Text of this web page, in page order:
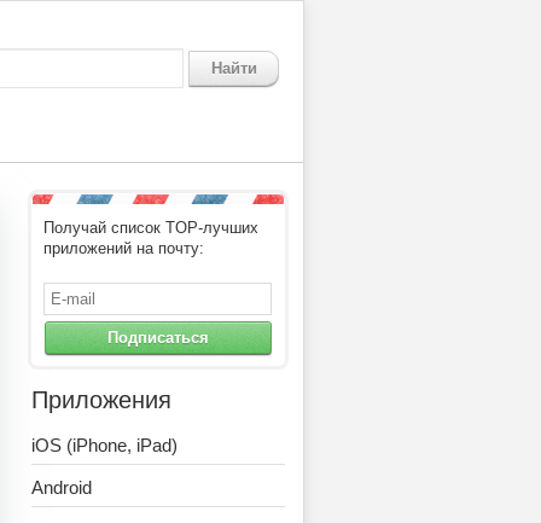
Найти
Получай список TOP-лучших
приложений на почту:
Подписаться
Приложения
iOS (iPhone, iPad)
Android